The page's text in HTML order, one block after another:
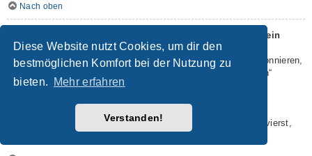
Diese Website nutzt Cookies, um dir den
bestmöglichen Komfort bei der Nutzung zu
bieten.
Mehr erfahren
Verstanden!
Nach oben
Wie kann ich ein Lesezeichen auf ein Thema setzen oder ein
Thema abonnieren?
Du kannst ein Lesezeichen auf ein Thema setzen oder es abonnieren,
in dem du die entsprechende Option in den „Themen-Optionen“
auswählst, die sich normalerweise ober- und unterhalb des
benachrichtigen, sobald eine Antwort geschrieben wurde“ aktivierst,